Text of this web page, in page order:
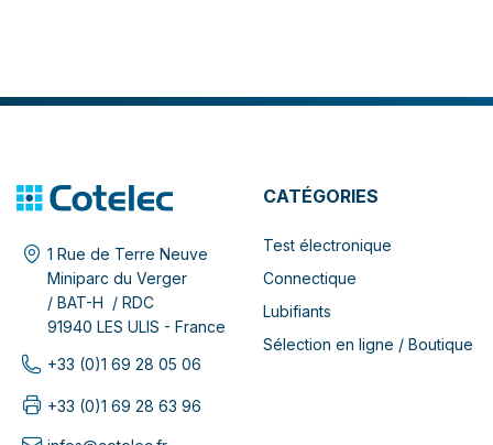
1 Rue de Terre Neuve
Miniparc du Verger
/ BAT-H / RDC
91940 LES ULIS - France
+33 (0)1 69 28 05 06
+33 (0)1 69 28 63 96
CATÉGORIES
Test électronique
Connectique
Lubifiants
Sélection en ligne / Boutique